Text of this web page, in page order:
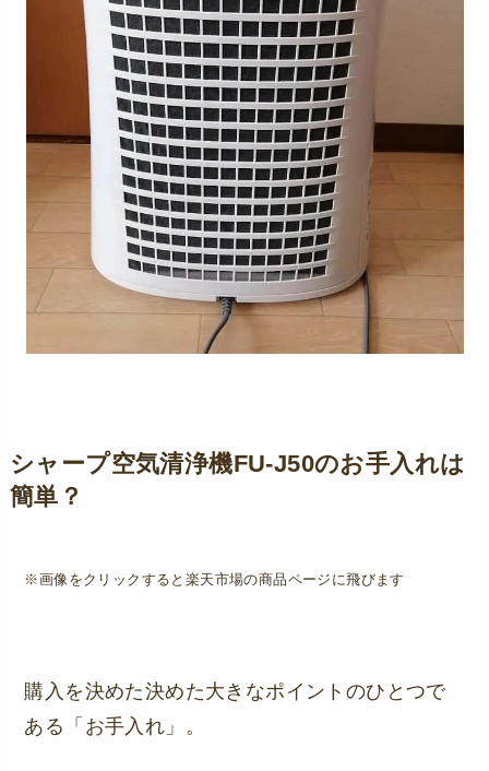
シャープ空気清浄機FU-J50のお手入れは
簡単？
※画像をクリックすると楽天市場の商品ページに飛びます
購入を決めた決めた大きなポイントのひとつで
ある「お手入れ」。